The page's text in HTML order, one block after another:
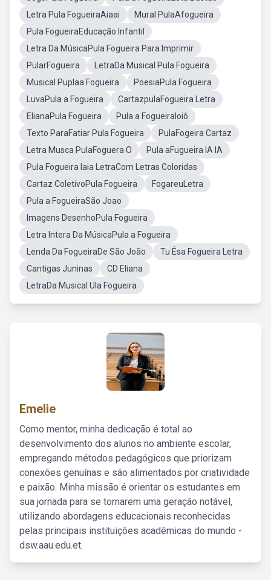
Letra Pula FogueiraAiaai
Mural PulaAfogueira
Pula FogueiraEducação Infantil
Letra Da MúsicaPula Fogueira Para Imprimir
PularFogueira
LetraDa Musical Pula Fogueira
Musical Puplaa Fogueira
PoesiaPula Fogueira
LuvaPula a Fogueira
CartazpulaFogueira Letra
ElianaPula Fogueira
Pula a FogueiraIoiô
Texto ParaFatiar Pula Fogueira
PulaFogeira Cartaz
Letra Musca PulaFoguera O
Pula aFugueira IA IA
Pula Fogueira Iaia LetraCom Letras Coloridas
Cartaz ColetivoPula Fogueira
FogareuLetra
Pula a FogueiraSão Joao
Imagens DesenhoPula Fogueira
Letra Intera Da MúsicaPula a Fogueira
Lenda Da FogueiraDe São João
Tu Ésa Fogueira Letra
Cantigas Juninas
CD Eliana
LetraDa Musical Ula Fogueira
Emelie
Como mentor, minha dedicação é total ao
desenvolvimento dos alunos no ambiente escolar,
empregando métodos pedagógicos que priorizam
conexões genuínas e são alimentados por criatividade
e paixão. Minha missão é orientar os estudantes em
sua jornada para se tornarem uma geração notável,
utilizando abordagens educacionais reconhecidas
pelas principais instituições acadêmicas do mundo -
dsw.aau.edu.et.